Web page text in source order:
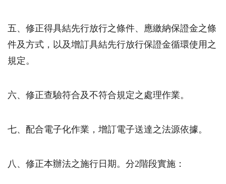
五、修正得具結先行放行之條件、應繳納保證金之條
件及方式，以及增訂具結先行放行保證金循環使用之
規定。
六、修正查驗符合及不符合規定之處理作業。
七、配合電子化作業，增訂電子送達之法源依據。
八、修正本辦法之施行日期。分2階段實施：